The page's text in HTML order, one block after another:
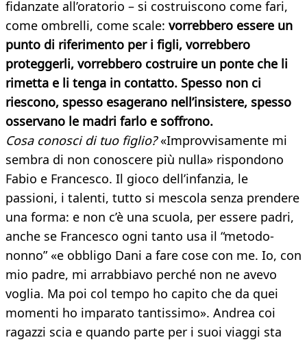
fidanzate all’oratorio – si costruiscono come fari,
come ombrelli, come scale: vorrebbero essere un
punto di riferimento per i figli, vorrebbero
proteggerli, vorrebbero costruire un ponte che li
rimetta e li tenga in contatto. Spesso non ci
riescono, spesso esagerano nell’insistere, spesso
osservano le madri farlo e soffrono.
Cosa conosci di tuo figlio?«Improvvisamente mi
sembra di non conoscere più nulla» rispondono
Fabio e Francesco. Il gioco dell’infanzia, le
passioni, i talenti, tutto si mescola senza prendere
una forma: e non c’è una scuola, per essere padri,
anche se Francesco ogni tanto usa il “metodo-
nonno” «e obbligo Dani a fare cose con me. Io, con
mio padre, mi arrabbiavo perché non ne avevo
voglia. Ma poi col tempo ho capito che da quei
momenti ho imparato tantissimo». Andrea coi
ragazzi scia e quando parte per i suoi viaggi sta